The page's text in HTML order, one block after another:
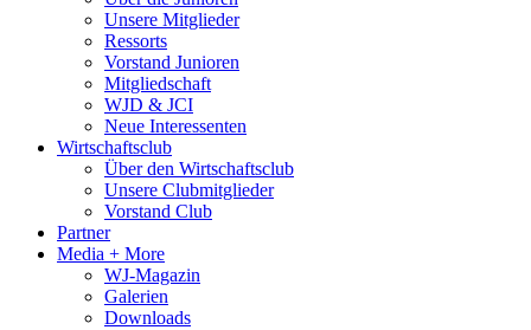
Unsere Mitglieder
Ressorts
Vorstand Junioren
Mitgliedschaft
WJD & JCI
Neue Interessenten
Wirtschaftsclub
Über den Wirtschaftsclub
Unsere Clubmitglieder
Vorstand Club
Partner
Media + More
WJ-Magazin
Galerien
Downloads